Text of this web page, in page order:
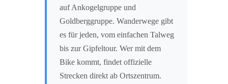
auf Ankogelgruppe und
Goldberggruppe. Wanderwege gibt
es für jeden, vom einfachen Talweg
bis zur Gipfeltour. Wer mit dem
Bike kommt, findet offizielle
Strecken direkt ab Ortszentrum.